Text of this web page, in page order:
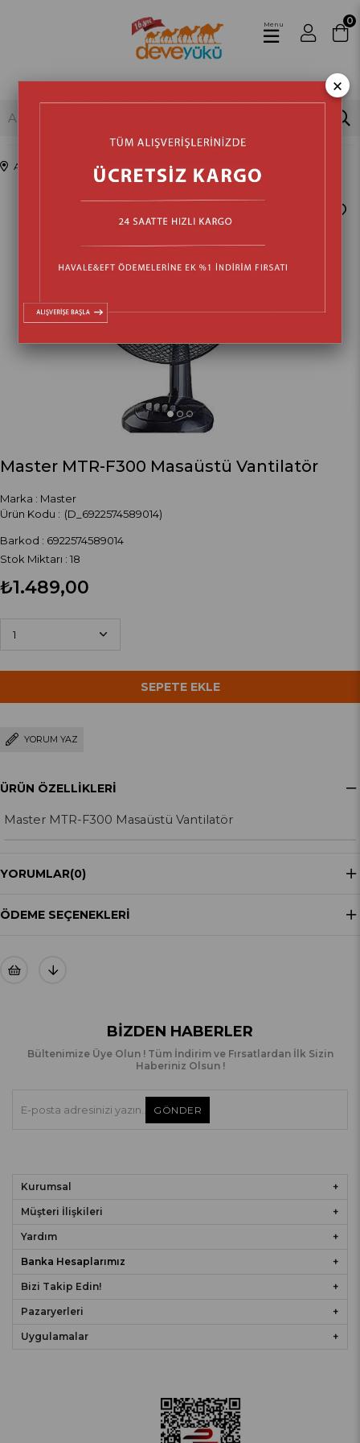
0
Menu
Anasayfa Isıtma & Soğutma Vantilatör
Master MTR-F300 Masaüstü Vantilatör
Marka : Master
(D_6922574589014)
Barkod : 6922574589014
Stok Miktarı : 18
₺1.489,00
YORUM YAZ
ÜRÜN ÖZELLIKLERI
Master MTR-F300 Masaüstü Vantilatör
YORUMLAR(0)
ÖDEME SEÇENEKLERI
BIZDEN HABERLER
Bültenimize Üye Olun ! Tüm İndirim ve Fırsatlardan İlk Sizin
Haberiniz Olsun !
GÖNDER
Kurumsal
Müşteri İlişkileri
Yardım
Banka Hesaplarımız
Bizi Takip Edin!
Pazaryerleri
Uygulamalar
×